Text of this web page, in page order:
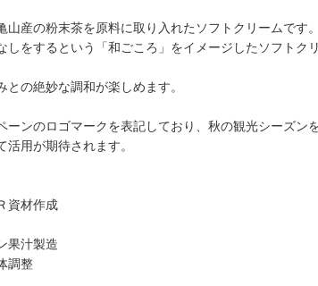
の粉末茶を原料に取り入れたソフトクリームです。
するという「和ごころ」をイメージしたソフトクリ
絶妙な調和が楽しめます。
ンのロゴマークを表記しており、秋の観光シーズン
用が期待されます。
材作成
汁製造
整